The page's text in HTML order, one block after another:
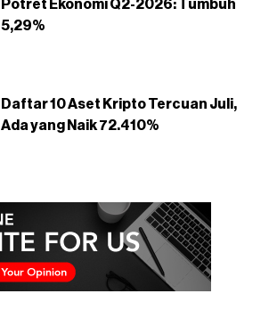
Potret Ekonomi Q2-2026: Tumbuh
5,29%
Daftar 10 Aset Kripto Tercuan Juli,
Ada yang Naik 72.410%